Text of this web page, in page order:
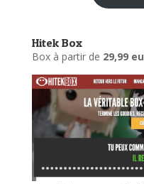
Hitek Box
Box à partir de 29,99